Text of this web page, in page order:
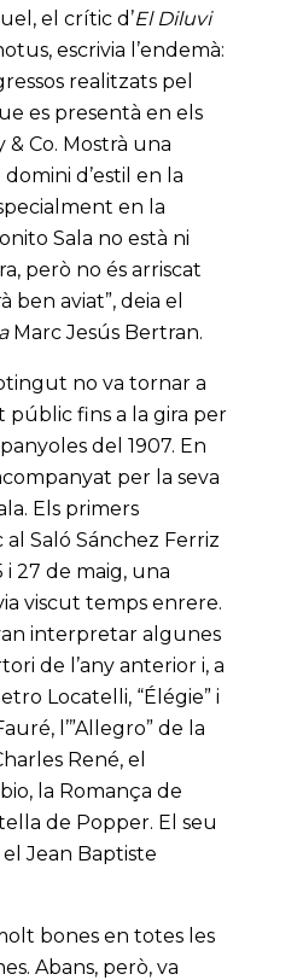
el crític d’El Diluvi
escrivia l’endemà:
realitzats pel
es presentà en els
& Co. Mostrà una
d’estil en la
en la
Sala no està ni
però no és arriscat
aviat”, deia el
Marc Jesús Bertran.
no va tornar a
públic fins a la gira per
del 1907. En
per la seva
Els primers
Saló Sánchez Ferriz
i 27 de maig, una
viscut temps enrere.
interpretar algunes
de l’any anterior i, a
Locatelli, “Élégie” i
l’”Allegro” de la
René, el
la Romança de
de Popper. El seu
Jean Baptiste
bones en totes les
Abans, però, va